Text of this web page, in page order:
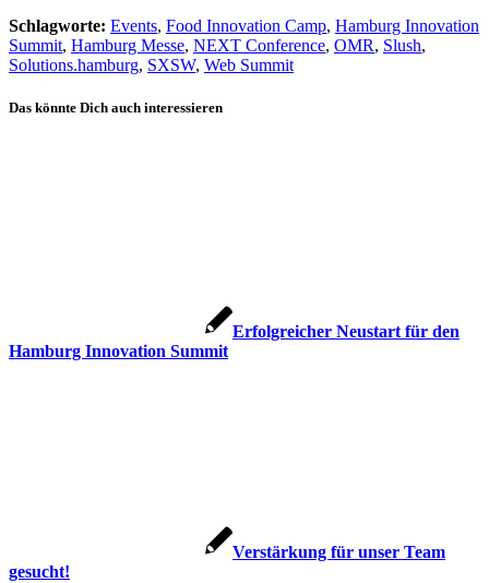
Schlagworte: Events, Food Innovation Camp, Hamburg Innovation
Summit, Hamburg Messe, NEXT Conference, OMR, Slush,
Solutions.hamburg, SXSW, Web Summit
Das könnte Dich auch interessieren
Erfolgreicher Neustart für den
Hamburg Innovation Summit
Verstärkung für unser Team
gesucht!